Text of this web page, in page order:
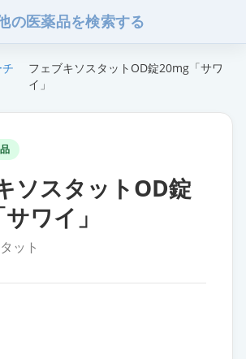
の医薬品を検索する
フェブキソスタットOD錠20mg「サワ
イ」
ソスタットOD錠
ワイ」
ット